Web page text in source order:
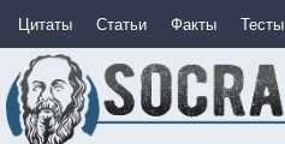
Цитаты Статьи Факты Тесты